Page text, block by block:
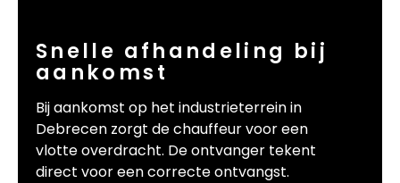
Snelle afhandeling bij
aankomst
Bij aankomst op het industrieterrein in
Debrecen zorgt de chauffeur voor een
vlotte overdracht. De ontvanger tekent
direct voor een correcte ontvangst.